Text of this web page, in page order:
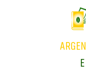
ARGEN
E